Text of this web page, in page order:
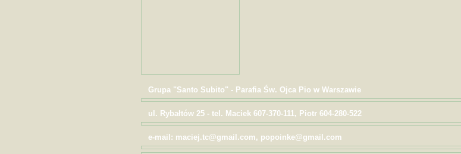
Grupa "Santo Subito" - Parafia Św. Ojca Pio w Warszawie
ul. Rybałtów 25 - tel. Maciek 607-370-111, Piotr 604-280-522
e-mail: maciej.tc@gmail.com, popoinke@gmail.com